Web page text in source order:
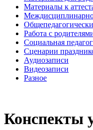
Материалы к
Работа с
Социальная
Сценарии
Аудиозаписи
Видеозаписи
Разное
Конспекты